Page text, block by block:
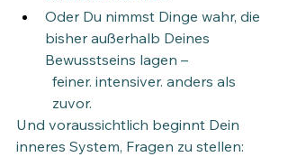
Oder Du nimmst Dinge wahr, die
bisher außerhalb Deines
Bewusstseins lagen –
feiner. intensiver. anders als
zuvor.
Und voraussichtlich beginnt Dein
inneres System, Fragen zu stellen: